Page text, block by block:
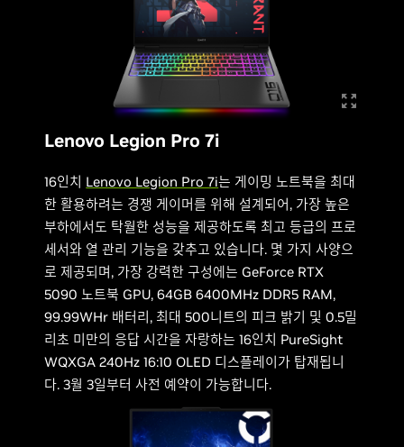
Lenovo Legion Pro 7i
16인치 Lenovo Legion Pro 7i는 게이밍 노트북을 최대
한 활용하려는 경쟁 게이머를 위해 설계되어, 가장 높은
부하에서도 탁월한 성능을 제공하도록 최고 등급의 프로
세서와 열 관리 기능을 갖추고 있습니다. 몇 가지 사양으
로 제공되며, 가장 강력한 구성에는 GeForce RTX
5090 노트북 GPU, 64GB 6400MHz DDR5 RAM,
99.99WHr 배터리, 최대 500니트의 피크 밝기 및 0.5밀
리초 미만의 응답 시간을 자랑하는 16인치 PureSight
WQXGA 240Hz 16:10 OLED 디스플레이가 탑재됩니
다. 3월 3일부터 사전 예약이 가능합니다.